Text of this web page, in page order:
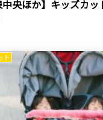
中央ほか】キッズカ
ト